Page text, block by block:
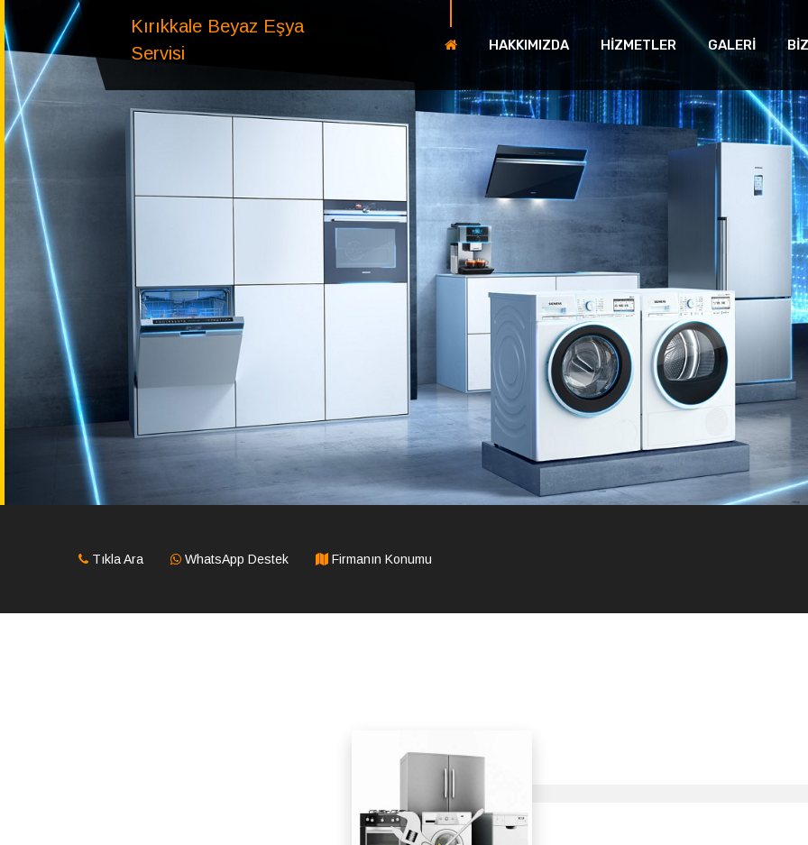
Kırıkkale Beyaz Eşya
Servisi
HAKKIMIZDA HİZMETLER GALERİ
Tıkla Ara WhatsApp Destek Firmanın Konumu